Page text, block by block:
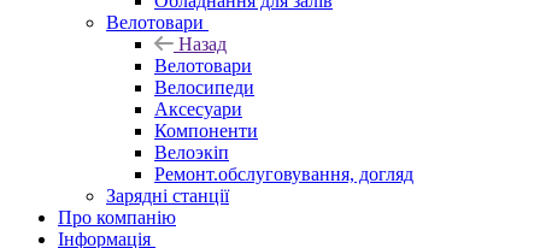
Велотовари
Назад
Велотовари
Велосипеди
Аксесуари
Компоненти
Велоэкіп
Ремонт.обслуговування, догляд
Зарядні станції
Про компанію
Інформація